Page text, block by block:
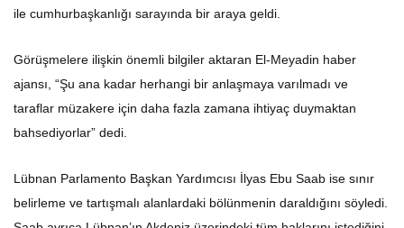
ile cumhurbaşkanlığı sarayında bir araya geldi.
Görüşmelere ilişkin önemli bilgiler aktaran El-Meyadin haber
ajansı, “Şu ana kadar herhangi bir anlaşmaya varılmadı ve
taraflar müzakere için daha fazla zamana ihtiyaç duymaktan
bahsediyorlar” dedi.
Lübnan Parlamento Başkan Yardımcısı İlyas Ebu Saab ise sınır
belirleme ve tartışmalı alanlardaki bölünmenin daraldığını söyledi.